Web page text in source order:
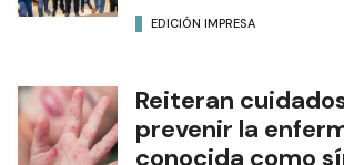
EDICIÓN IMPRESA
Reiteran
prevenir la
conocida como